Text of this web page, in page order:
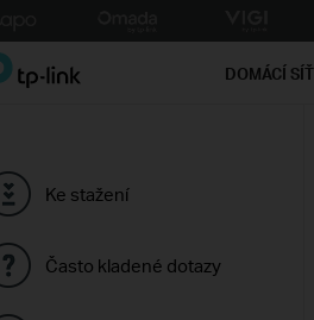
Link, Reliably Smart DOMÁCÍ SÍŤ
Ke stažení
Často kladené dotazy